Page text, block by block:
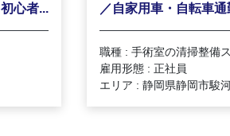
心者...
／自家用車・自転車
職種 : 手術室の清掃整備
雇用形態 : 正社員
エリア : 静岡県静岡市駿